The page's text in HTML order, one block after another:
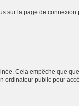
sur la page de connexion
Cela empêche que
ordinateur public pour